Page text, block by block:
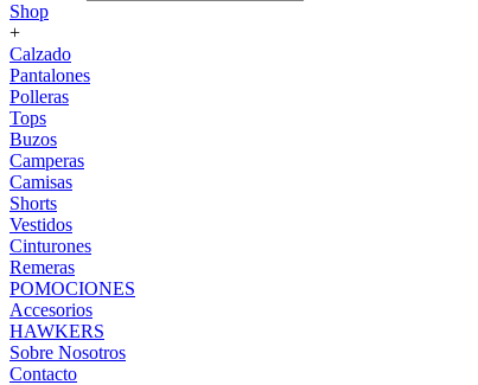
Shop
+
Calzado
Pantalones
Polleras
Tops
Buzos
Camperas
Camisas
Shorts
Vestidos
Cinturones
Remeras
POMOCIONES
Accesorios
HAWKERS
Sobre Nosotros
Contacto